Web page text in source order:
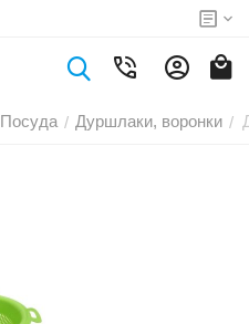
Посуда / Дуршлаки, воронки /